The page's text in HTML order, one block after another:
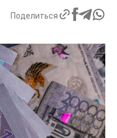
Поделиться